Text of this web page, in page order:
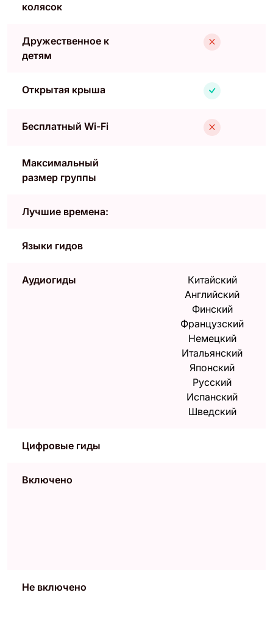
колясок
Дружественное к
детям
Открытая крыша
Бесплатный Wi-Fi
Максимальный
размер группы
Лучшие времена:
Языки гидов
Аудиогиды
Китайский
Английский
Финский
Французский
Немецкий
Итальянский
Японский
Русский
Испанский
Шведский
Цифровые гиды
Включено
Не включено